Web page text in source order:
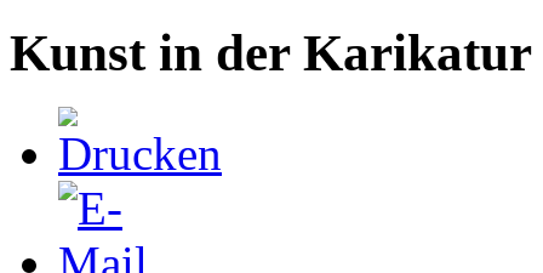
Kunst in der Karikatur